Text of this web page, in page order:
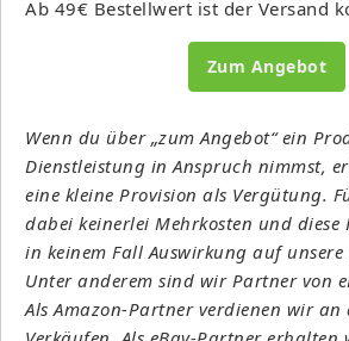
Ab 49€ Bestellwert ist der Versand
Zum Angebot
Wenn du über „zum Angebot“ ein
Dienstleistung in Anspruch nimmst,
eine kleine Provision als Vergütung.
dabei keinerlei Mehrkosten und diese
in keinem Fall Auswirkung auf unsere
Unter anderem sind wir Partner von
Als Amazon-Partner verdienen wir